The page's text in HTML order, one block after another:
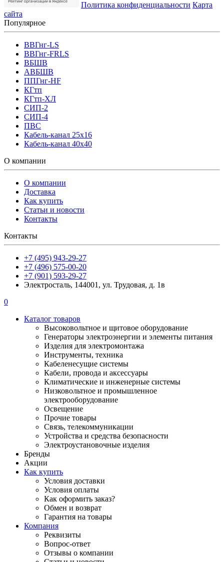
Политика конфиденциальности Карта
сайта
Популярное
ВВГнг-LS
ВВГнг-FRLS
ВБШВ
АВБШВ
ППГнг-HF
КГтп
КГтп-ХЛ
СИП-2
СИП-4
ПВС
Кабель-канал 25х16
Кабель-канал 40х40
О компании
О компании
Доставка
Как купить
Статьи и новости
Контакты
Контакты
+7 (495) 943-29-27
+7 (496) 575-00-20
+7 (901) 593-29-27
Электросталь, 144001, ул. Трудовая, д. 1в
0
Каталог товаров
Высоковольтное и щитовое оборудование
Генераторы электроэнергии и элементы питания
Изделия для электромонтажа
Инструменты, техника
Кабеленесущие системы
Кабели, провода и аксессуары
Климатические и инженерные системы
Низковольтное и промышленное
электрооборудование
Освещение
Прочие товары
Связь, телекоммуникации
Устройства и средства безопасности
Электроустановочные изделия
Бренды
Акции
Как купить
Условия доставки
Условия оплаты
Как оформить заказ?
Обмен и возврат
Гарантия на товары
Компания
Реквизиты
Вопрос-ответ
Отзывы о компании